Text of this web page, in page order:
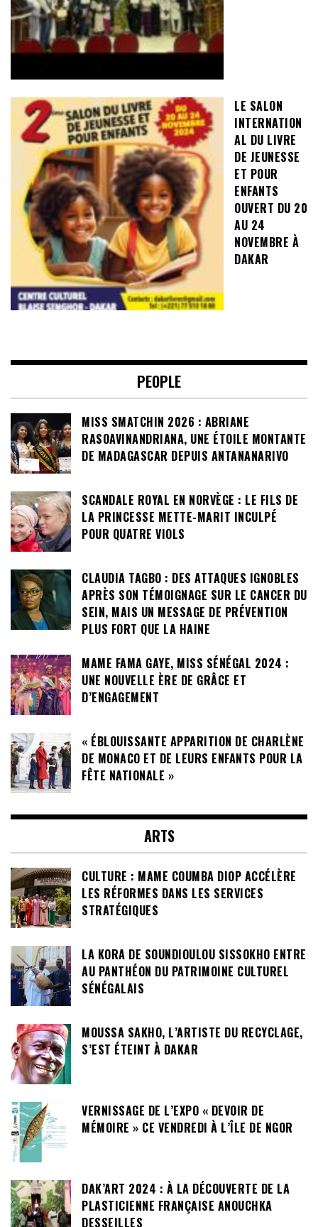
LE SALON
INTERNATION
AL DU LIVRE
DE JEUNESSE
ET POUR
ENFANTS
OUVERT DU 20
AU 24
NOVEMBRE À
DAKAR
PEOPLE
MISS SMATCHIN 2026 : ABRIANE
RASOAVINANDRIANA, UNE ÉTOILE MONTANTE
DE MADAGASCAR DEPUIS ANTANANARIVO
SCANDALE ROYAL EN NORVÈGE : LE FILS DE
LA PRINCESSE METTE-MARIT INCULPÉ
POUR QUATRE VIOLS
CLAUDIA TAGBO : DES ATTAQUES IGNOBLES
APRÈS SON TÉMOIGNAGE SUR LE CANCER DU
SEIN, MAIS UN MESSAGE DE PRÉVENTION
PLUS FORT QUE LA HAINE
MAME FAMA GAYE, MISS SÉNÉGAL 2024 :
UNE NOUVELLE ÈRE DE GRÂCE ET
D’ENGAGEMENT
« ÉBLOUISSANTE APPARITION DE CHARLÈNE
DE MONACO ET DE LEURS ENFANTS POUR LA
FÊTE NATIONALE »
ARTS
CULTURE : MAME COUMBA DIOP ACCÉLÈRE
LES RÉFORMES DANS LES SERVICES
STRATÉGIQUES
LA KORA DE SOUNDIOULOU SISSOKHO ENTRE
AU PANTHÉON DU PATRIMOINE CULTUREL
SÉNÉGALAIS
MOUSSA SAKHO, L’ARTISTE DU RECYCLAGE,
S’EST ÉTEINT À DAKAR
VERNISSAGE DE L’EXPO « DEVOIR DE
MÉMOIRE » CE VENDREDI À L’ÎLE DE NGOR
DAK’ART 2024 : À LA DÉCOUVERTE DE LA
PLASTICIENNE FRANÇAISE ANOUCHKA
DESSEILLES